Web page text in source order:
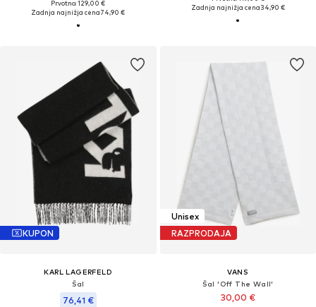
Prvotno: 129,00 €
Zadnja najnižja cena74,90 €
Zadnja najnižja cena34,90 €
KUPON
KARL LAGERFELD
Šal
76,41 €
Unisex
RAZPRODAJA
VANS
Šal 'Off The Wall'
30,00 €